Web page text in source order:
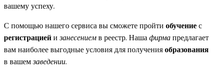
вашему успеху.
С помощью нашего сервиса вы сможете пройти обучениес
регистрациейизанесениемв реестр. Нашафирмапредлагает
вам наиболее выгодные условия для полученияобразования
в вашемзаведении.